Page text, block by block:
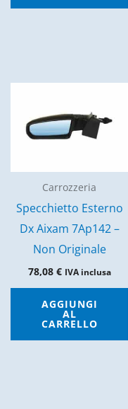
Carrozzeria
Specchietto Esterno
Dx Aixam 7Ap142 –
Non Originale
78,08 € IVA inclusa
AGGIUNGI
AL
CARRELLO